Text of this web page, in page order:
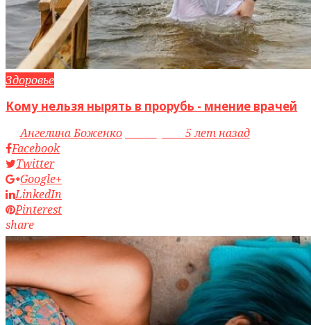
Здоровье
Кому нельзя нырять в прорубь - мнение врачей
byАнгелина Боженко
5 лет назад
Facebook
Twitter
Google+
LinkedIn
Pinterest
share